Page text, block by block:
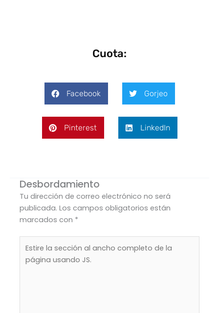
Cuota:
Facebook Gorjeo
Pinterest LinkedIn
Desbordamiento
Tu dirección de correo electrónico no será
publicada. Los campos obligatorios están
marcados con *
sección